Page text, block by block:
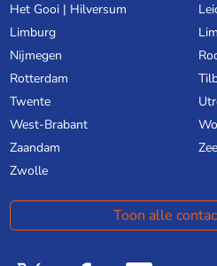
Het Gooi | Hilversum
Limburg
Nijmegen
Rotterdam
Twente
West-Brabant
Zaandam
Zwolle
Toon alle